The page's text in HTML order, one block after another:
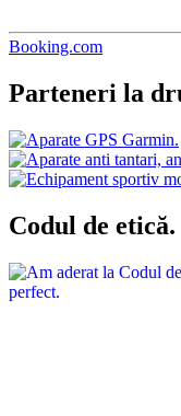
Booking.com
Parteneri la
Codul de